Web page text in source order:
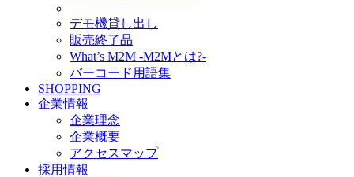
デモ機貸し出し
販売終了品
What’s M2M -M2Mとは?-
バーコード用語集
SHOPPING
企業情報
企業理念
企業概要
アクセスマップ
採用情報